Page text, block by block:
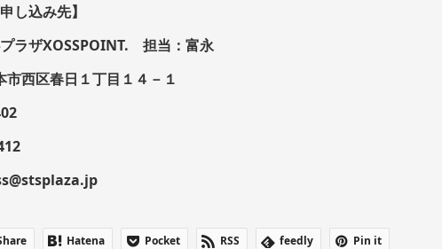
し込み先】
ラザXOSSPOINT. 担当：富永
市西区春日１丁目１４－１
Hatena Pocket RSS feedly Pin it